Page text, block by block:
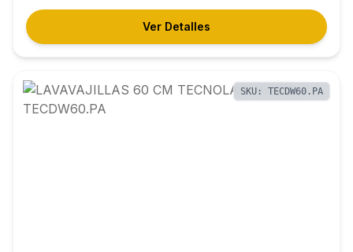
Ver Detalles
SKU: TECDW60.PA